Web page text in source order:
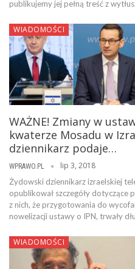
publikujemy jej pełną treść z
WIADOMOŚCI
WAŻNE! Zmiany w
kwaterze Mosadu w
dziennikarz podaje…
WPRAWO.PL lip 3, 2018
Żydowski dziennikarz izraelskiej
opublikował szczegóły dotyczące
z nich, że przygotowania do
nowelizacji ustawy o IPN, trwały
WIADOMOŚCI